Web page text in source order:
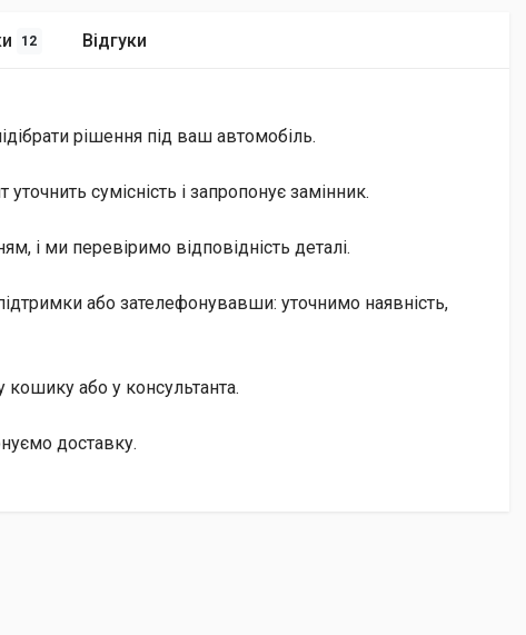
12 Відгуки
рішення під ваш автомобіль.
сумісність і запропонує замінник.
і ми перевіримо відповідність деталі.
або зателефонувавши: уточнимо наявність,
кошику або у консультанта.
доставку.